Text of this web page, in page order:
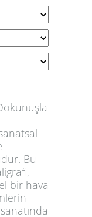
Bu
bir hava